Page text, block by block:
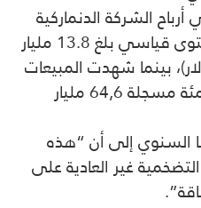
صافي أرباح الشركة الدنماركية
بنسبة أربعة بالمئة إلى مستوى قياسي بلغ 13.8 مليار
مليار دولار)، بينما شهدت المبيعات
ارتفاعا قياسياً بنسبة 17 بالمئة مسجلة 64,6 مليار
السنوي إلى أن “هذه
غير العادية على